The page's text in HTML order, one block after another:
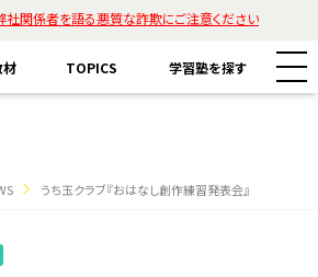
社関係者を語る悪質な詐欺にご注意ください
材 TOPICS 学習塾を探す
うち玉クラブ『おはなし創作練習発表会』